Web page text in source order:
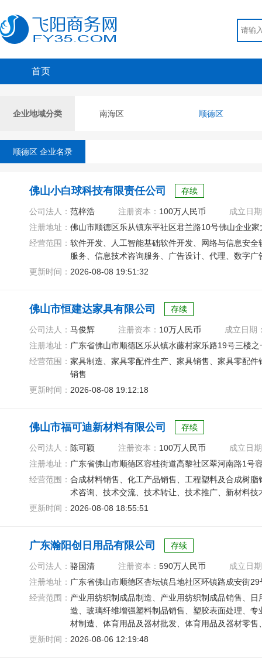
首页
企业地域分类 南海区 顺德区
顺德区 企业名录
佛山小白球科技有限责任公司 存续
公司法人： 范梓浩 注册资本： 100万人民币
成立日
注册地址： 佛山市顺德区乐从镇东平社区君兰路10号佛山企业
经营范围： 软件开发、人工智能基础软件开发、网络与信息安
服务、信息技术咨询服务、广告设计、代理、数字
更新时间： 2026-08-08 19:51:32
佛山市恒建达家具有限公司 存续
公司法人： 马俊辉 注册资本： 10万人民币
成立日期
注册地址： 广东省佛山市顺德区乐从镇水藤村家乐路19号三楼之
经营范围： 家具制造、家具零配件生产、家具销售、家具零配
销售
更新时间： 2026-08-08 19:12:18
佛山市福可迪新材料有限公司 存续
公司法人： 陈可颖 注册资本： 100万人民币
成立日
注册地址： 广东省佛山市顺德区容桂街道高黎社区翠河南路1号
经营范围： 合成材料销售、化工产品销售、工程塑料及合成树
术咨询、技术交流、技术转让、技术推广、新材料技
更新时间： 2026-08-08 18:55:51
广东瀚阳创日用品有限公司 存续
公司法人： 骆国清 注册资本： 590万人民币
成立日
注册地址： 广东省佛山市顺德区杏坛镇吕地社区环镇路成安街29
经营范围： 产业用纺织制成品制造、产业用纺织制成品销售、
造、玻璃纤维增强塑料制品销售、塑胶表面处理、
材制造、体育用品及器材批发、体育用品及器材零
发、技术咨询
更新时间： 2026-08-06 12:19:48